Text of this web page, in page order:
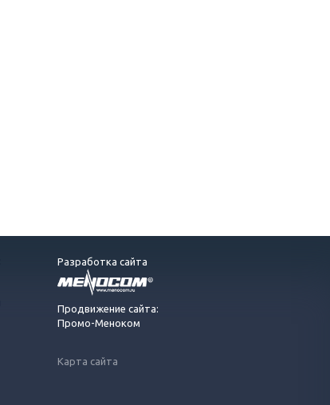
Разработка сайта
Продвижение сайта:
Промо-Меноком
Карта сайта